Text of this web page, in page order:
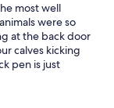
most well
were so
at the back door
calves kicking
pen is just
collecting